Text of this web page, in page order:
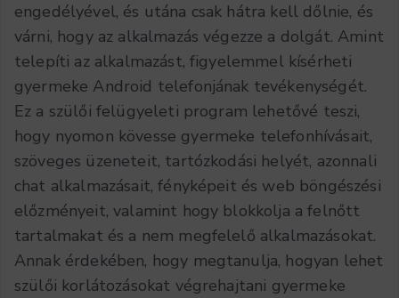
engedélyével, és utána csak hátra kell dőlnie, és
várni, hogy az alkalmazás végezze a dolgát. Amint
telepíti az alkalmazást, figyelemmel kísérheti
gyermeke Android telefonjának tevékenységét.
Ez a szülői felügyeleti program lehetővé teszi,
hogy nyomon kövesse gyermeke telefonhívásait,
szöveges üzeneteit, tartózkodási helyét, azonnali
chat alkalmazásait, fényképeit és web böngészési
előzményeit, valamint hogy blokkolja a felnőtt
tartalmakat és a nem megfelelő alkalmazásokat.
Annak érdekében, hogy megtanulja, hogyan lehet
szülői korlátozásokat végrehajtani gyermeke